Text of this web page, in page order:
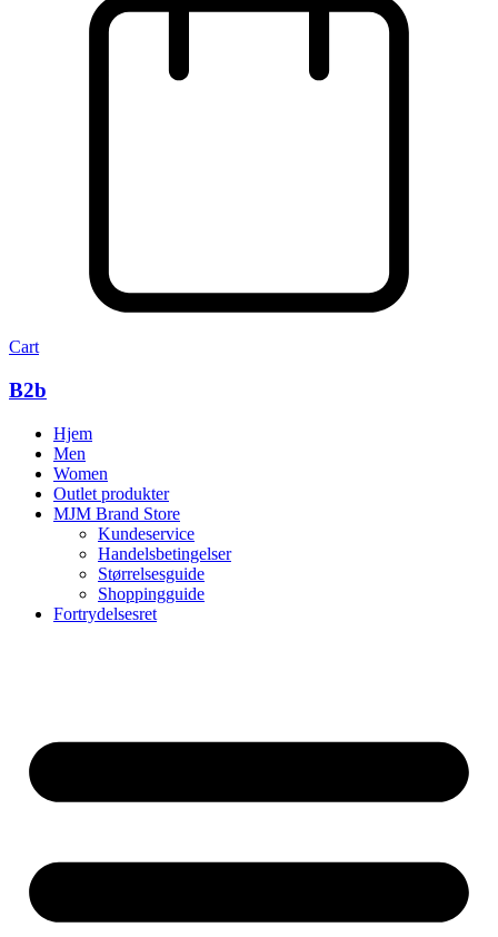
Cart
B2b
Hjem
Men
Women
Outlet produkter
MJM Brand Store
Kundeservice
Handelsbetingelser
Størrelsesguide
Shoppingguide
Fortrydelsesret